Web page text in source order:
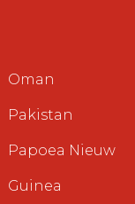
Oman
Pakistan
Papoea Nieuw
Guinea